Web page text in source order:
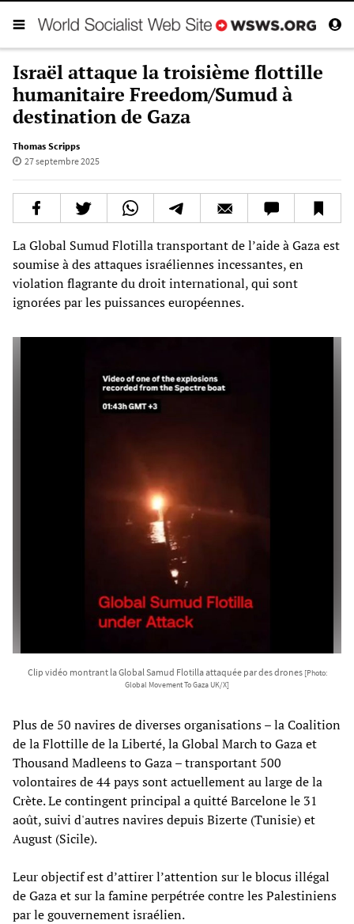
Israël attaque la troisième flottille
humanitaire Freedom/Sumud à
destination de Gaza
Thomas Scripps
27 septembre 2025
La Global Sumud Flotilla transportant de l’aide à Gaza est
soumise à des attaques israéliennes incessantes, en
violation flagrante du droit international, qui sont
ignorées par les puissances européennes.
Clip vidéo montrant la Global Samud Flotilla attaquée par des drones [Photo:
Global Movement To Gaza UK/X]
Plus de 50 navires de diverses organisations – la Coalition
de la Flottille de la Liberté, la Global March to Gaza et
Thousand Madleens to Gaza – transportant 500
volontaires de 44 pays sont actuellement au large de la
Crète. Le contingent principal a quitté Barcelone le 31
août, suivi d'autres navires depuis Bizerte (Tunisie) et
August (Sicile).
Leur objectif est d’attirer l’attention sur le blocus illégal
de Gaza et sur la famine perpétrée contre les Palestiniens
par le gouvernement israélien.